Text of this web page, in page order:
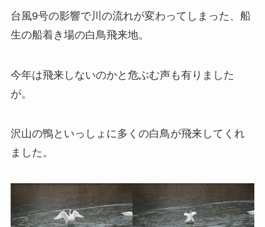
台風9号の影響で川の流れが変わってしまった、船
生の船着き場の白鳥飛来地。
今年は飛来しないのかと危ぶむ声も有りました
が。
沢山の鴨といっしょに多くの白鳥が飛来してくれ
ました。